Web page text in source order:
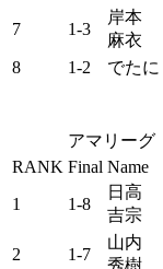
7 1-3
岸本
麻衣
8 1-2 でたに
アマリー
RANK Final Name
1
1-8
日高
吉宗
2 1-7
山内
秀樹